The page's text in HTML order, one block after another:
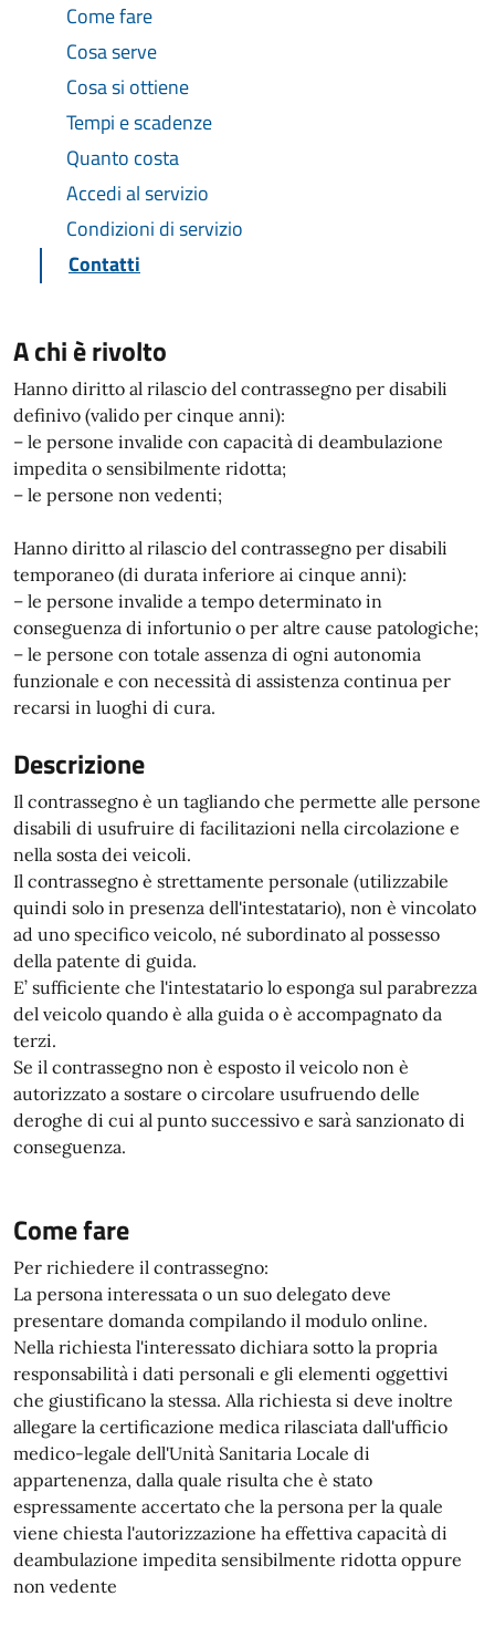
Come fare
Cosa serve
Cosa si ottiene
Tempi e scadenze
Quanto costa
Accedi al servizio
Condizioni di servizio
Contatti
A chi è rivolto
Hanno diritto al rilascio del contrassegno per disabili
definivo (valido per cinque anni):
– le persone invalide con capacità di deambulazione
impedita o sensibilmente ridotta;
– le persone non vedenti;
Hanno diritto al rilascio del contrassegno per disabili
temporaneo (di durata inferiore ai cinque anni):
– le persone invalide a tempo determinato in
conseguenza di infortunio o per altre cause patologiche;
– le persone con totale assenza di ogni autonomia
funzionale e con necessità di assistenza continua per
recarsi in luoghi di cura.
Descrizione
Il contrassegno è un tagliando che permette alle persone
disabili di usufruire di facilitazioni nella circolazione e
nella sosta dei veicoli.
Il contrassegno è strettamente personale (utilizzabile
quindi solo in presenza dell'intestatario), non è vincolato
ad uno specifico veicolo, né subordinato al possesso
della patente di guida.
E’ sufficiente che l'intestatario lo esponga sul parabrezza
del veicolo quando è alla guida o è accompagnato da
terzi.
Se il contrassegno non è esposto il veicolo non è
autorizzato a sostare o circolare usufruendo delle
deroghe di cui al punto successivo e sarà sanzionato di
conseguenza.
Come fare
Per richiedere il contrassegno:
La persona interessata o un suo delegato deve
presentare domanda compilando il modulo online.
Nella richiesta l'interessato dichiara sotto la propria
responsabilità i dati personali e gli elementi oggettivi
che giustificano la stessa. Alla richiesta si deve inoltre
allegare la certificazione medica rilasciata dall'ufficio
medico-legale dell'Unità Sanitaria Locale di
appartenenza, dalla quale risulta che è stato
espressamente accertato che la persona per la quale
viene chiesta l'autorizzazione ha effettiva capacità di
deambulazione impedita sensibilmente ridotta oppure
non vedente